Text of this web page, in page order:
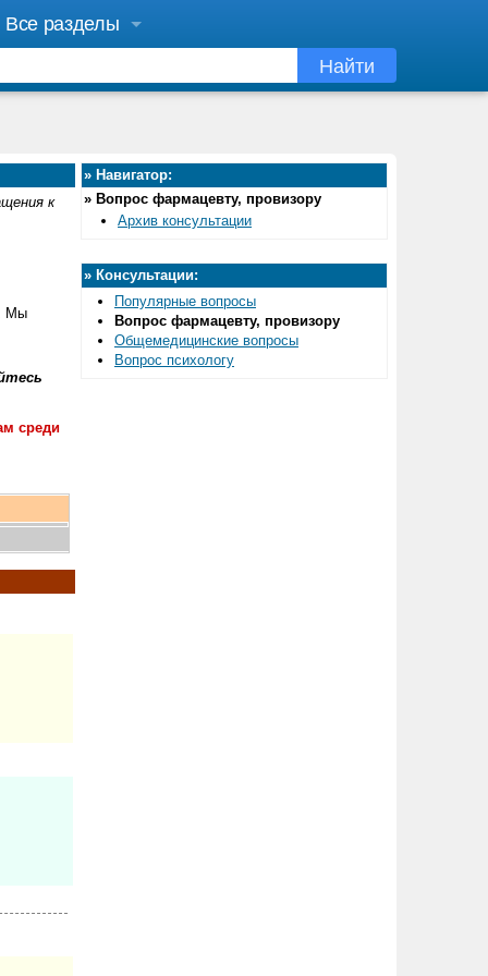
Все разделы
Найти
к
Мы
среди
» Навигатор:
» Вопрос фармацевту, провизору
Архив консультации
» Консультации:
Популярные вопросы
Вопрос фармацевту, провизору
Общемедицинские вопросы
Вопрос психологу